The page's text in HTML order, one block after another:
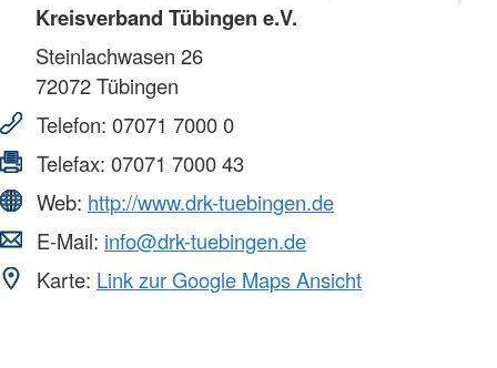
Kreisverband Tübingen e.V.
Steinlachwasen 26
72072Tübingen
Telefon: 07071 7000 0
Telefax: 07071 7000 43
Web: http://www.drk-tuebingen.de
E-Mail: info@drk-tuebingen.de
Karte: Link zur Google Maps Ansicht